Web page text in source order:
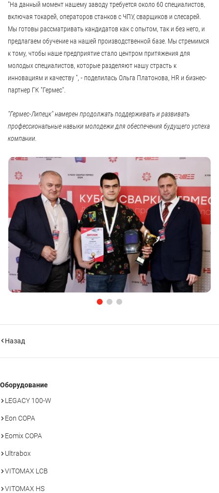
"На данный момент нашему заводу требуется около 60 специалистов,
включая токарей, операторов станков с ЧПУ, сварщиков и слесарей.
Мы готовы рассматривать кандидатов как с опытом, так и без него, и
предлагаем обучение на нашей производственной базе. Мы стремимся
к тому, чтобы наше предприятие стало центром притяжения для
молодых специалистов, которые разделяют нашу страсть к
инновациям и качеству ", - поделилась Ольга Платонова, HR и бизнес-
партнер ГК "Гермес".
"Гермес-Липецк" намерен продолжать поддерживать и развивать
профессиональные навыки молодежи для обеспечения будущего успеха
компании.
Назад
Оборудование
LEGACY 100-W
Eon COPA
Eomix COPA
Ultrabox
VITOMAX LCB
VITOMAX HS